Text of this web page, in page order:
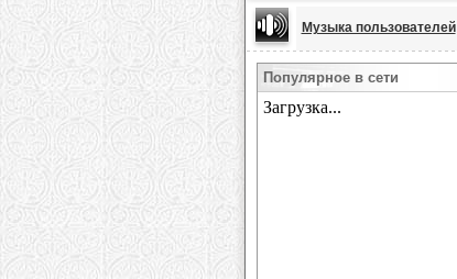
Музыка пользователей
Популярное в сети